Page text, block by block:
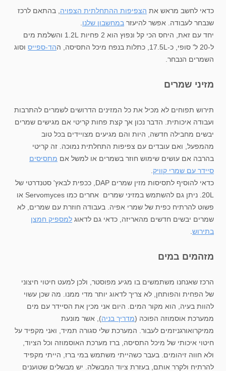
כדאי לחשב מראש את הצפיפות ההתחלתית הצפויה, בהתאם לרכז
שנבחר לעבודה. אפשר להיעזר במחשבון שלנו.
יחד עם זאת, היחס הכי קל ונפוץ הוא 2 פחיות 1.2L והשלמת מים
ל-20 ל' סופי, כ-17.5L, כתלות בנפח מיכל התסיסה, ה
הד-ספייס וסוג
השמרים הנבחר.
מזיני שמרים
תירוש תפוחים לא מכיל את כל המזינים הדרושים לשמרים להתרבות
ועבודה איכותית. הדבר נכון אך קצת פחות קריטי אם מגישים שמרים
יבשים מחבילה חדשה, היות והם מגיעים מצויידים בכל טוב
מהמפעל, ואם עובדים עם צפיפות התחלתית נמוכה. זה קריטי
בהרבה אם עושים שימוש חוזר בשמרים או למשל אם מתסיסים
סיידר עם שמרי קוויק.
כדאי להוסיף לתסיסות מזין שמרים DAP, ככפית לבאץ' סטנדרטי של
20L. ניתן גם להשתמש במזיני שמרים אחרים כמו Servomyces או
פשוט להרתיח כפית של שמרי אפיה. בעבודה חוזרת עם שמרים, לא
שמרים יבשים חדשים מהאריזה, כדאי גם לדאוג למספיק חמצן
בתירוש.
מזהמים במים
הרכז שאנחנו משתמשים בו מגיע מפוסטר, ולכן למעט חיטוי חיצוני
של הפחית והפותחן, לא צריך לדאוג יותר מדי ממנו. מה שכן עשוי
להוות בעיה, הוא מקור המים. היום אני מכין את הסיידר עם מים
ממערכת אוסמוזה הפוכה (מדריך בניה), אשר מונעת
ממיקרואורגניזמים לעבור. המערכת שלי סגורה תמיד, ואני מקפיד על
חיטוי איכותי של מיכל התסיסה, ברז מערכת האוסמוזה וכל הציוד,
ולא חווה זיהומים. בעבר כשהייתי משתמש במי ברז, הייתי מקפיד
להרתיח ולקרר אותם, בעזרת ציוד המבשלה. יש מבשלים שטוענים